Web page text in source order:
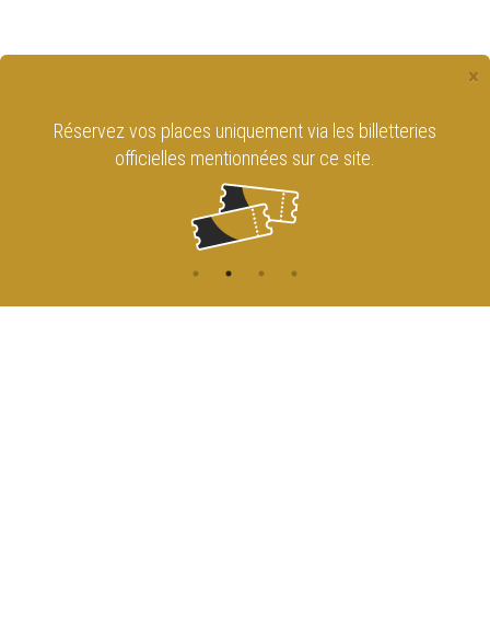
×
Réservez vos places uniquement via les billetteries
officielles mentionnées sur ce site.